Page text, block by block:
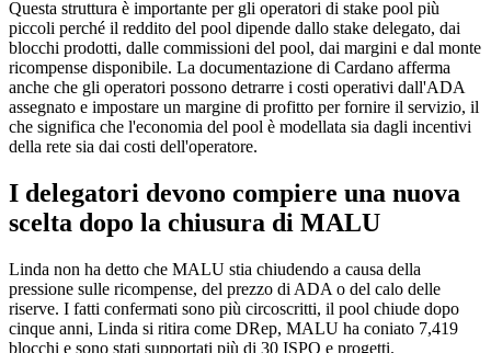
Questa struttura è importante per gli operatori di stake pool più
piccoli perché il reddito del pool dipende dallo stake delegato, dai
blocchi prodotti, dalle commissioni del pool, dai margini e dal monte
ricompense disponibile. La documentazione di Cardano afferma
anche che gli operatori possono detrarre i costi operativi dall'ADA
assegnato e impostare un margine di profitto per fornire il servizio, il
che significa che l'economia del pool è modellata sia dagli incentivi
della rete sia dai costi dell'operatore.
I delegatori devono compiere una nuova
scelta dopo la chiusura di MALU
Linda non ha detto che MALU stia chiudendo a causa della
pressione sulle ricompense, del prezzo di ADA o del calo delle
riserve. I fatti confermati sono più circoscritti, il pool chiude dopo
cinque anni, Linda si ritira come DRep, MALU ha coniato 7,419
blocchi e sono stati supportati più di 30 ISPO e progetti.